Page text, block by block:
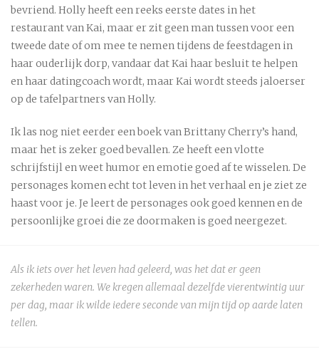
bevriend. Holly heeft een reeks eerste dates in het
restaurant van Kai, maar er zit geen man tussen voor een
tweede date of om mee te nemen tijdens de feestdagen in
haar ouderlijk dorp, vandaar dat Kai haar besluit te helpen
en haar datingcoach wordt, maar Kai wordt steeds jaloerser
op de tafelpartners van Holly.
Ik las nog niet eerder een boek van Brittany Cherry’s hand,
maar het is zeker goed bevallen. Ze heeft een vlotte
schrijfstijl en weet humor en emotie goed af te wisselen. De
personages komen echt tot leven in het verhaal en je ziet ze
haast voor je. Je leert de personages ook goed kennen en de
persoonlijke groei die ze doormaken is goed neergezet.
Als ik iets over het leven had geleerd, was het dat er geen
zekerheden waren. We kregen allemaal dezelfde vierentwintig uur
per dag, maar ik wilde iedere seconde van mijn tijd op aarde laten
tellen.